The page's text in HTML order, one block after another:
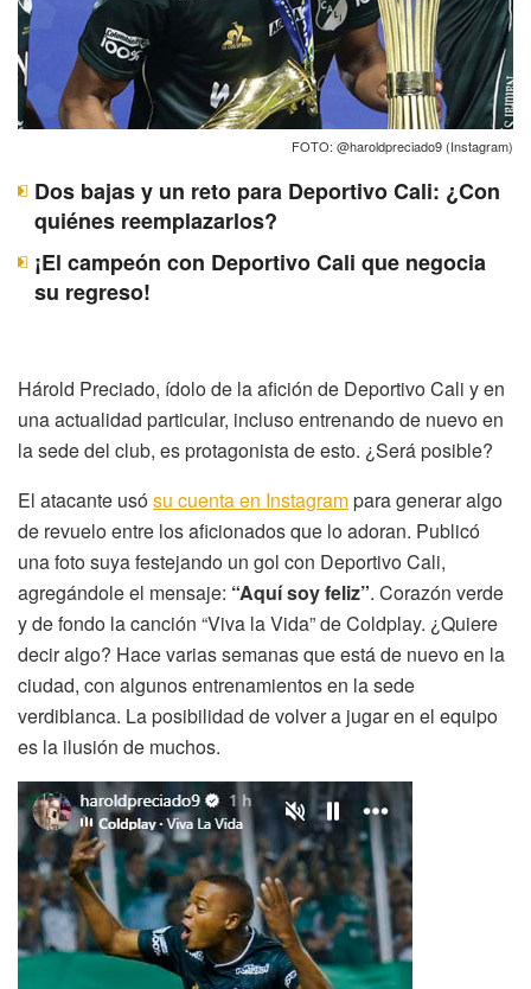
FOTO: @haroldpreciado9 (Instagram)
Dos bajas y un reto para Deportivo Cali: ¿Con
quiénes reemplazarlos?
¡El campeón con Deportivo Cali que negocia
su regreso!
Hárold Preciado, ídolo de la afición de Deportivo Cali y en
una actualidad particular, incluso entrenando de nuevo en
la sede del club, es protagonista de esto. ¿Será posible?
El atacante usósu cuenta en Instagrampara generar algo
de revuelo entre los aficionados que lo adoran. Publicó
una foto suya festejando un gol con Deportivo Cali,
agregándole el mensaje: “Aquí soy feliz”. Corazón verde
y de fondo la canción “Viva la Vida” de Coldplay. ¿Quiere
decir algo? Hace varias semanas que está de nuevo en la
ciudad, con algunos entrenamientos en la sede
verdiblanca. La posibilidad de volver a jugar en el equipo
es la ilusión de muchos.